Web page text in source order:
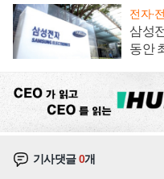
전자·
삼성
동안
기사댓글0개